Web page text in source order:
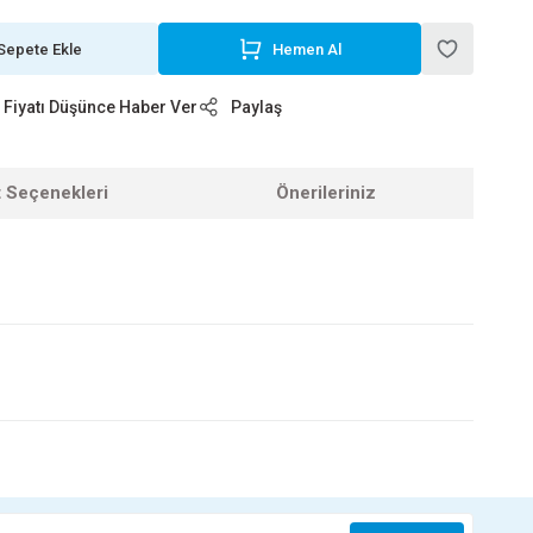
Ekle Hemen Al
Fiyatı Düşünce Haber Ver Paylaş
Seçenekleri Önerileriniz
REDÜKSİYON